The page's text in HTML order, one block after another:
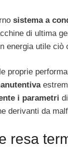
sistema a
di ultima
energia utile
i parametri
derivanti da
resa